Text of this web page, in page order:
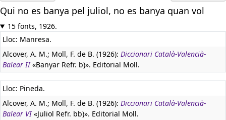
Qui no es banya pel juliol, no es banya quan vol
15 fonts, 1926.
Lloc: Manresa.
Alcover, A. M.; Moll, F. de B. (1926): Diccionari Català-Valencià-
Balear II«Banyar Refr. b)». Editorial Moll.
Lloc: Pineda.
Alcover, A. M.; Moll, F. de B. (1926): Diccionari Català-Valencià-
Balear VI«Juliol Refr. bb)». Editorial Moll.